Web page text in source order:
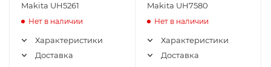
Makita UH5261
Нет в наличии
Характеристики
Доставка
Makita UH7580
Нет в наличии
Характеристики
Доставка